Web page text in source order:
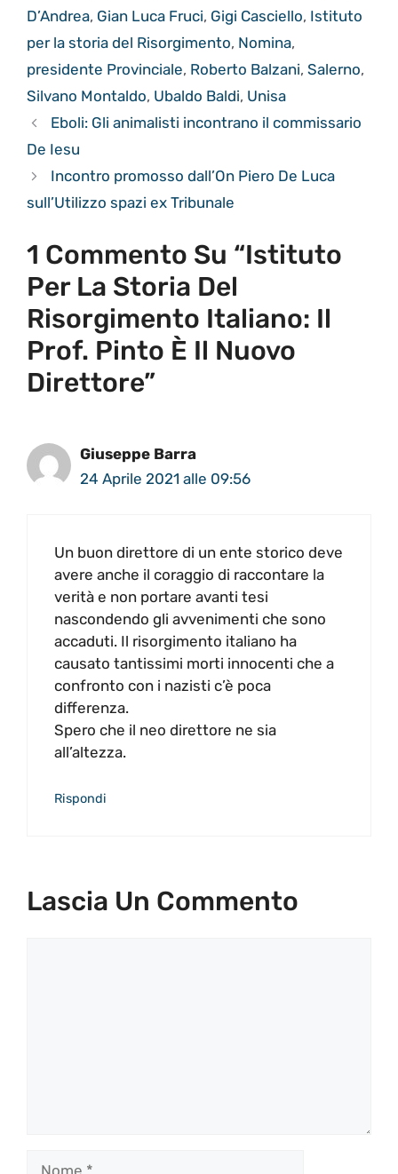
D’Andrea, Gian Luca Fruci, Gigi Casciello, Istituto
per la storia del Risorgimento, Nomina,
presidente Provinciale, Roberto Balzani, Salerno,
Silvano Montaldo, Ubaldo Baldi, Unisa
Eboli: Gli animalisti incontrano il commissario
De Iesu
Incontro promosso dall’On Piero De Luca
sull’Utilizzo spazi ex Tribunale
1 Commento Su “Istituto
Per La Storia Del
Risorgimento Italiano: Il
Prof. Pinto È Il Nuovo
Direttore”
Giuseppe Barra
24 Aprile 2021 alle 09:56
Un buon direttore di un ente storico deve
avere anche il coraggio di raccontare la
verità e non portare avanti tesi
nascondendo gli avvenimenti che sono
accaduti. Il risorgimento italiano ha
causato tantissimi morti innocenti che a
confronto con i nazisti c’è poca
differenza.
Spero che il neo direttore ne sia
all’altezza.
Rispondi
Lascia Un Commento